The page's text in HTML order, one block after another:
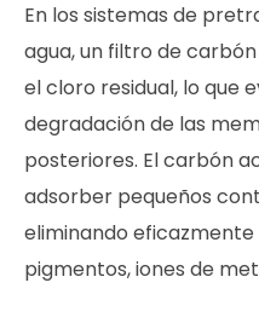
En los sistemas de
agua, un filtro de
el cloro residual, lo que
degradación de las
posteriores. El carbón
adsorber pequeños
eliminando eficazmente
pigmentos, iones de